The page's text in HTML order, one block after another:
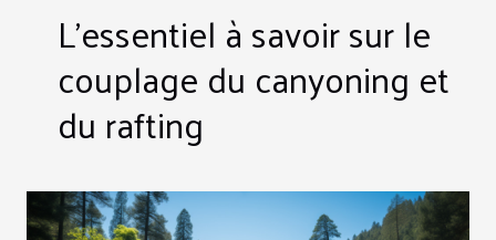
L'essentiel à savoir sur le
couplage du canyoning et
du rafting